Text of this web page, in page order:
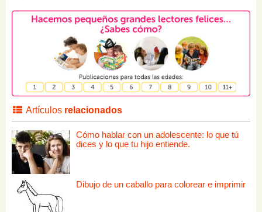
Artículos relacionados
Cómo hablar con un adolescente: lo que tú
dices y lo que tu hijo entiende.
Dibujo de un caballo para colorear e imprimir